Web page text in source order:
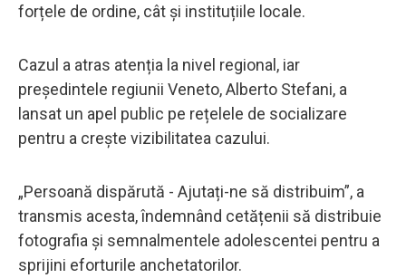
forțele de ordine, cât și instituțiile locale.
Cazul a atras atenția la nivel regional, iar
președintele regiunii Veneto, Alberto Stefani, a
lansat un apel public pe rețelele de socializare
pentru a crește vizibilitatea cazului.
„Persoană dispărută - Ajutați-ne să distribuim”, a
transmis acesta, îndemnând cetățenii să distribuie
fotografia și semnalmentele adolescentei pentru a
sprijini eforturile anchetatorilor.